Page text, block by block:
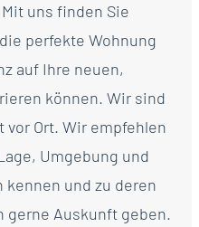
uns finden Sie
perfekte Wohnung
auf Ihre neuen,
können. Wir sind
vor Ort. Wir empfehlen
Umgebung und
und zu deren
gerne Auskunft geben.